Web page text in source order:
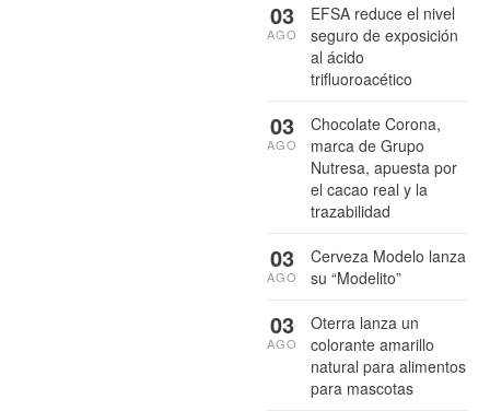
EFSA reduce el nivel
seguro de exposición
al ácido
trifluoroacético
03
AGO
Chocolate Corona,
marca de Grupo
Nutresa, apuesta por
el cacao real y la
trazabilidad
03
AGO
Cerveza Modelo lanza
su “Modelito”
03
AGO
Oterra lanza un
colorante amarillo
natural para alimentos
para mascotas
03
AGO